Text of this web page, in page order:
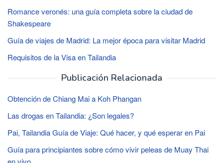
Romance veronés: una guía completa sobre la ciudad de
Shakespeare
Guía de viajes de Madrid: La mejor época para visitar Madrid
Requisitos de la Visa en Tailandia
Publicación Relacionada
Obtención de Chiang Mai a Koh Phangan
Las drogas en Tailandia: ¿Son legales?
Pai, Tailandia Guía de Viaje: Qué hacer, y qué esperar en Pai
Guía para principiantes sobre cómo vivir peleas de Muay Thai